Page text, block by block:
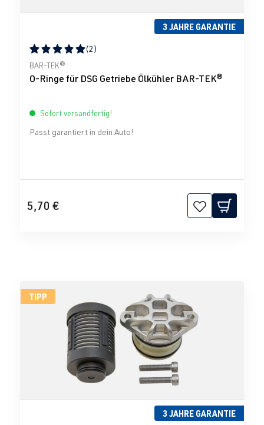
3 JAHRE GARANTIE
Durchschnittliche Bewertung von 5 von 5 Sternen
(2)
BAR-TEK®
O-Ringe für DSG Getriebe Ölkühler BAR-TEK®
Sofort versandfertig!
Passt garantiert in dein Auto!
5,70 €
TIPP
3 JAHRE GARANTIE